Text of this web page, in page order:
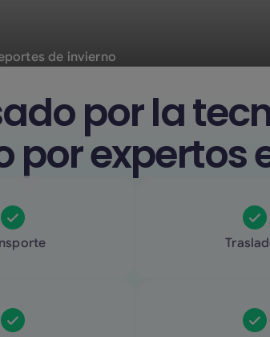
de invierno
por la
por expertos